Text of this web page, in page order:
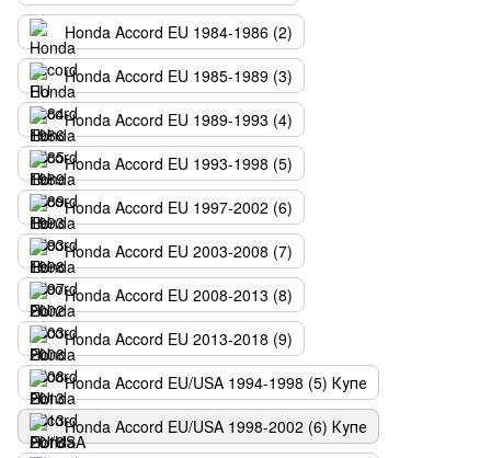
Honda Accord EU 1984-1986 (2)
Honda Accord EU 1985-1989 (3)
Honda Accord EU 1989-1993 (4)
Honda Accord EU 1993-1998 (5)
Honda Accord EU 1997-2002 (6)
Honda Accord EU 2003-2008 (7)
Honda Accord EU 2008-2013 (8)
Honda Accord EU 2013-2018 (9)
Honda Accord EU/USA 1994-1998 (5) Купе
Honda Accord EU/USA 1998-2002 (6) Купе